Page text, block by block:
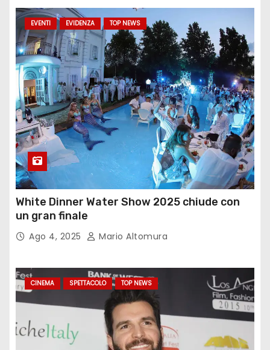
EVENTI EVIDENZA TOP NEWS
White Dinner Water Show 2025 chiude con
un gran finale
Ago 4, 2025 Mario Altomura
CINEMA SPETTACOLO TOP NEWS